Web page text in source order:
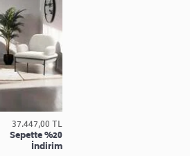
37.447,00 TL
Sepette %20
İndirim